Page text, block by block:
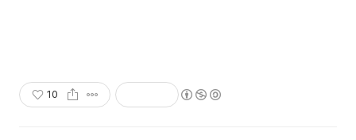
10